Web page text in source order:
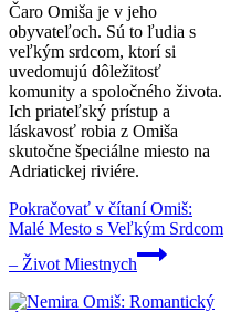
Čaro Omiša je v jeho
obyvateľoch. Sú to ľudia s
veľkým srdcom, ktorí si
uvedomujú dôležitosť
komunity a spoločného života.
Ich priateľský prístup a
láskavosť robia z Omiša
skutočne špeciálne miesto na
Adriatickej riviére.
Pokračovať v čítaníOmiš:
Malé Mesto s Veľkým Srdcom
– Život Miestnych